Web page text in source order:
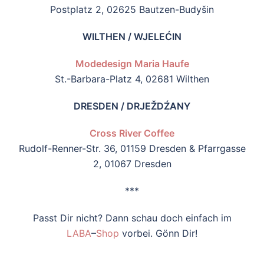
Postplatz 2, 02625 Bautzen-Budyšin
WILTHEN / WJELEĆIN
Modedesign Maria Haufe
St.-Barbara-Platz 4, 02681 Wilthen
DRESDEN / DRJEŽDŹANY
Cross River Coffee
Rudolf-Renner-Str. 36, 01159 Dresden & Pfarrgasse
2, 01067 Dresden
***
Passt Dir nicht? Dann schau doch einfach im
LABA–Shop vorbei. Gönn Dir!